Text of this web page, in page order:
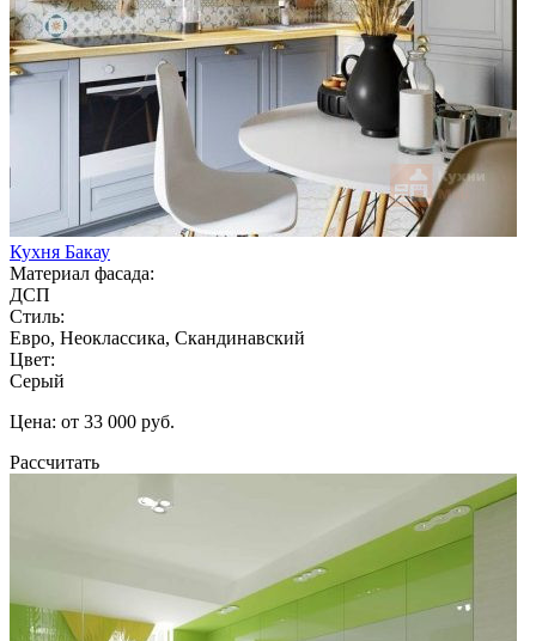
Кухня Бакау
Материал фасада:
ДСП
Стиль:
Евро, Неоклассика, Скандинавский
Цвет:
Серый
Цена: от 33 000 руб.
Рассчитать